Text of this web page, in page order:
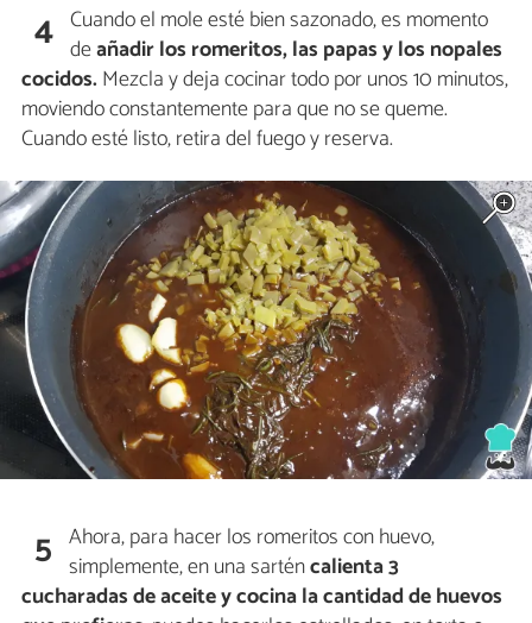
4 Cuando el mole esté bien sazonado, es momento
deañadir los romeritos, las papas y los nopales
cocidos.Mezcla y deja cocinar todo por unos 10 minutos,
moviendo constantemente para que no se queme.
Cuando esté listo, retira del fuego y reserva.
5 Ahora, para hacer los romeritos con huevo,
simplemente, en una sarténcalienta 3
cucharadas de aceite y cocina la cantidad de huevos